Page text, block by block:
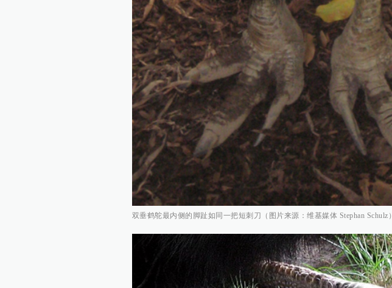
双垂鹤鸵最内侧的脚趾如同一把短刺刀（图片来源：维基媒体 Stephan Schulz）